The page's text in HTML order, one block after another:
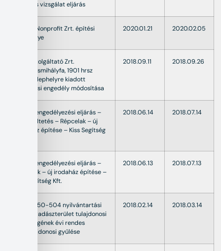
előzetes vizsgálat eljárás
SZOVA Nonprofit Zrt. építési
engedélye
2020.01.21 2020.02.05
OPAL Szolgáltató Zrt.
Kemenesmihályfa, 1901 hrsz
alatti telephelyre kiadott
működési engedély módosítása
2018.09.11 2018.09.26
Építési engedélyezési eljárás –
szüneteltetés – Répcelak – új
irodaház építése – Kiss Segítség
2018.06.14 2018.07.14
Építési engedélyezési eljárás –
Répcelak – új irodaház építése –
Kiss Segítség Kft.
2018.06.13 2018.07.13
18-152350-504 nyilvántartási
számú vadászterület tulajdonosi
közösségének évi rendes
földtulajdonosi gyűlése
2018.02.14 2018.03.14